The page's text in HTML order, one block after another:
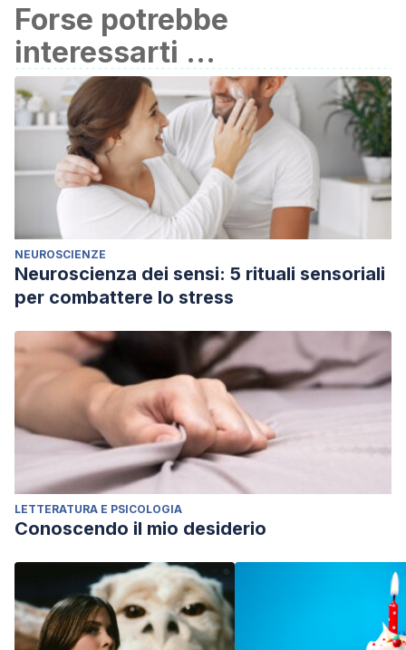
Forse potrebbe
interessarti ...
NEUROSCIENZE
Neuroscienza dei sensi: 5 rituali sensoriali
per combattere lo stress
LETTERATURA E PSICOLOGIA
Conoscendo il mio desiderio